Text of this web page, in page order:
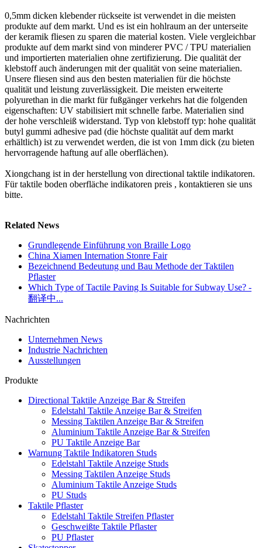
0,5mm dicken klebender rückseite ist verwendet in die meisten
produkte auf dem markt. Und es ist ein hohlraum an der unterseite
der keramik fliesen zu sparen die material kosten. Viele vergleichbar
produkte auf dem markt sind von minderer PVC / TPU materialien
und importierten materialien ohne zertifizierung. Die qualität der
klebstoff auch änderungen mit der qualität von seine materialien.
Unsere fliesen sind aus den besten materialien für die höchste
qualität und leistung zuverlässigkeit. Die meisten erweiterte
polyurethan in die markt für fußgänger verkehrs hat die folgenden
eigenschaften: UV stabilisiert mit schnelle farbe. Materialien sind
der hohe verschleiß widerstand. Typ von klebstoff typ: hohe qualität
butyl gummi adhesive pad (die höchste qualität auf dem markt
erhältlich) ist zu verwendet werden, die ist von 1mm dick (zu bieten
hervorragende haftung auf alle oberflächen).
Xiongchang ist in der herstellung von directional taktile indikatoren.
Fürtaktile boden oberfläche indikatoren preis , kontaktieren sie uns
bitte.
Related News
Grundlegende Einführung von Braille Logo
China Xiamen Internation Stonre Fair
Bezeichnend Bedeutung und Bau Methode der Taktilen
Pflaster
Which Type of Tactile Paving Is Suitable for Subway Use? -
翻译中...
Nachrichten
Unternehmen News
Industrie Nachrichten
Ausstellungen
Produkte
Directional Taktile Anzeige Bar & Streifen
Edelstahl Taktile Anzeige Bar & Streifen
Messing Taktilen Anzeige Bar & Streifen
Aluminium Taktile Anzeige Bar & Streifen
PU Taktile Anzeige Bar
Warnung Taktile Indikatoren Studs
Edelstahl Taktile Anzeige Studs
Messing Taktilen Anzeige Studs
Aluminium Taktile Anzeige Studs
PU Studs
Taktile Pflaster
Edelstahl Taktile Streifen Pflaster
Geschweißte Taktile Pflaster
PU Pflaster